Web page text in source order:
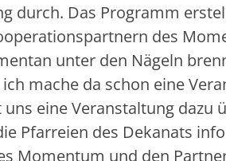
durch. Das Programm
des
unter den Nägeln
mache da schon eine
eine Veranstaltung dazu
Pfarreien des Dekanats
Momentum und den